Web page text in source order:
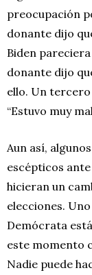
preocupación
donante dijo
Biden
donante dijo
ello. Un tercero
“Estuvo muy
Aun así,
escépticos
hicieran un
elecciones.
Demócrata
este momento
Nadie puede